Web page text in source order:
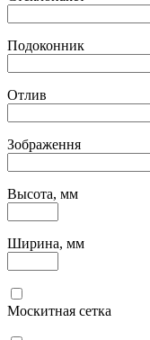
Подоконник
Отлив
Зображення
Высота, мм
Ширина, мм
Москитная сетка